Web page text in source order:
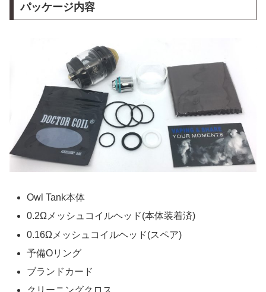
パッケージ内容
Owl Tank本体
0.2Ωメッシュコイルヘッド(本体装着済)
0.16Ωメッシュコイルヘッド(スペア)
予備Oリング
ブランドカード